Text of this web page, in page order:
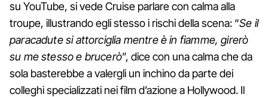
su YouTube, si vede Cruise parlare con calma alla
troupe, illustrando egli stesso i rischi della scena: “Se il
paracadute si attorciglia mentre è in fiamme, girerò
su me stesso e brucerò”, dice con una calma che da
sola basterebbe a valergli un inchino da parte dei
colleghi specializzati nei film d’azione a Hollywood. Il